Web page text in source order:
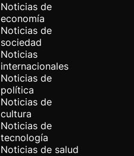
Noticias de
economía
Noticias de
sociedad
Noticias
internacionales
Noticias de
política
Noticias de
cultura
Noticias de
tecnología
Noticias de salud